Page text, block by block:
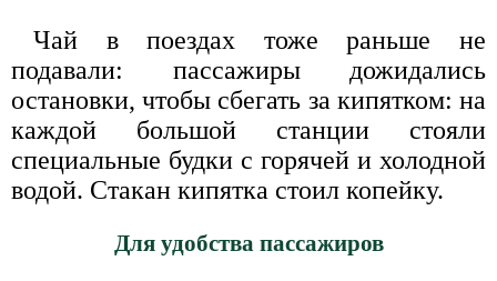
Чай в поездах тоже раньше не
подавали: пассажиры дожидались
остановки, чтобы сбегать за кипятком: на
каждой большой станции стояли
специальные будки с горячей и холодной
водой. Стакан кипятка стоил копейку.
Для удобства пассажиров